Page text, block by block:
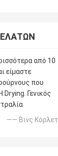
από 10
είμαστε
που
Drying. Γενικός
—— Βινς Κόρλετ